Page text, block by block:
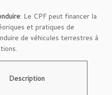
: Le CPF peut financer la
et pratiques de
de véhicules terrestres à
Description